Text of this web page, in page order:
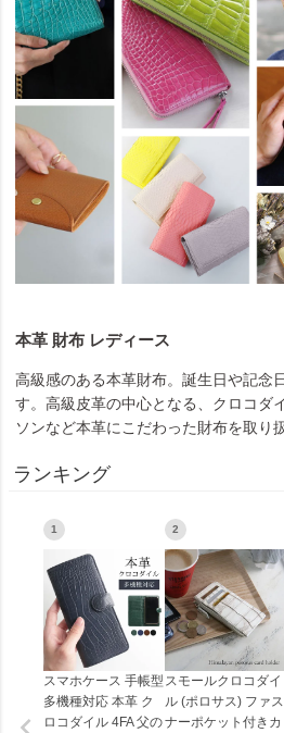
本革 財布 レディース
高級感のある本革財布。誕生日や記念
す。高級皮革の中心となる、クロコダ
ソンなど本革にこだわった財布を取り
ランキング
1
スマホケース 手帳型
多機種対応 本革 ク
ロコダイル 4FA 父の
2
スモールクロコダイ
ル (ポロサス) ファス
ナーポケット付きカ